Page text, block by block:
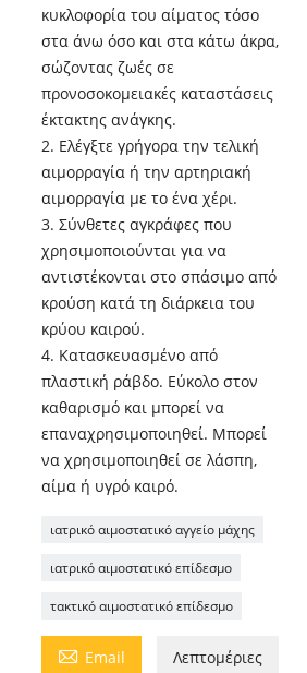
κυκλοφορία του αίματος τόσο
στα άνω όσο και στα κάτω άκρα,
σώζοντας ζωές σε
προνοσοκομειακές καταστάσεις
έκτακτης ανάγκης.
2. Ελέγξτε γρήγορα την τελική
αιμορραγία ή την αρτηριακή
αιμορραγία με το ένα χέρι.
3. Σύνθετες αγκράφες που
χρησιμοποιούνται για να
αντιστέκονται στο σπάσιμο από
κρούση κατά τη διάρκεια του
κρύου καιρού.
4. Κατασκευασμένο από
πλαστική ράβδο. Εύκολο στον
καθαρισμό και μπορεί να
επαναχρησιμοποιηθεί. Μπορεί
να χρησιμοποιηθεί σε λάσπη,
αίμα ή υγρό καιρό.
ιατρικό αιμοστατικό αγγείο μάχης
ιατρικό αιμοστατικό επίδεσμο
τακτικό αιμοστατικό επίδεσμο
 Email Λεπτομέριες